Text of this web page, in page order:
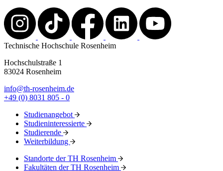
Technische Hochschule Rosenheim
Hochschulstraße 1
83024 Rosenheim
info@th-rosenheim.de
+49 (0) 8031 805 - 0
Studienangebot
Studieninteressierte
Studierende
Weiterbildung
Standorte der TH Rosenheim
Fakultäten der TH Rosenheim